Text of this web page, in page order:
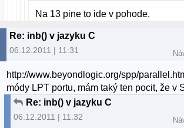
Na 13 pine to ide v pohode.
Re: inb() v jazyku C
06.12.2011 | 11:31
http://www.beyondlogic.org/spp/
módy LPT portu, mám taký ten pocit, že v
Re: inb() v jazyku C
06.12.2011 | 11:32